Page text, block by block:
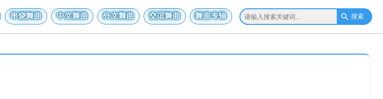
串烧舞曲 中文舞曲 外文舞曲 交谊舞曲 舞曲专辑 搜索